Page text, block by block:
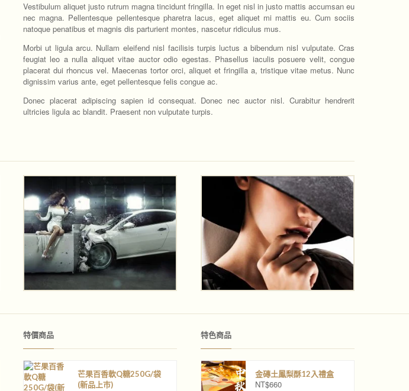
Vestibulum aliquet justo rutrum magna tincidunt fringilla. In eget nisl in justo mattis accumsan eu
nec magna. Pellentesque pellentesque pharetra lacus, eget aliquet mi mattis eu. Cum sociis
natoque penatibus et magnis dis parturient montes, nascetur ridiculus mus.
Morbi ut ligula arcu. Nullam eleifend nisl facilisis turpis luctus a bibendum nisl vulputate. Cras
feugiat leo a nulla aliquet vitae auctor odio egestas. Phasellus iaculis posuere velit, congue
placerat dui rhoncus vel. Maecenas tortor orci, aliquet et fringilla a, tristique vitae metus. Nunc
dignissim varius ante, eget pellentesque felis congue ac.
Donec placerat adipiscing sapien id consequat. Donec nec auctor nisl. Curabitur hendrerit
ultricies ligula ac blandit. Praesent non vulputate turpis.
特價商品
芒果百香軟Q糖250G/袋
(新品上巿)
特色商品
金磚土鳳梨酥12入禮盒
NT$660